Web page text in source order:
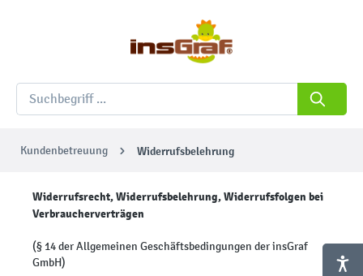
Kundenbetreuung Widerrufsbelehrung
Widerrufsrecht, Widerrufsbelehrung, Widerrufsfolgen bei
Verbraucherverträgen
(§ 14 der Allgemeinen Geschäftsbedingungen der insGraf
GmbH)